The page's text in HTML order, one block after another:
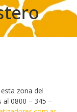
zona del
0800 – 345 –